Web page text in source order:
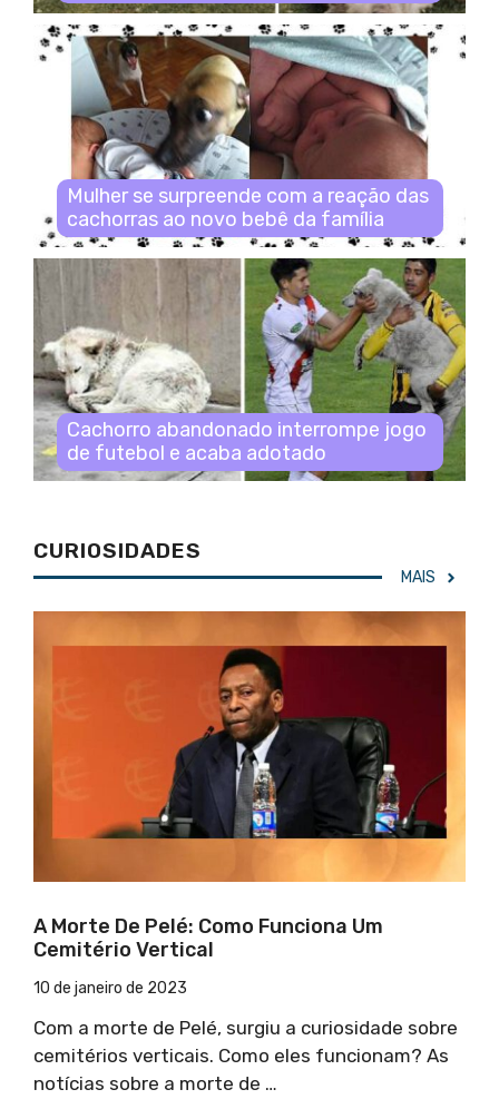
Mulher se surpreende com a reação das
cachorras ao novo bebê da família
Cachorro abandonado interrompe jogo
de futebol e acaba adotado
CURIOSIDADES
MAIS
A Morte De Pelé: Como Funciona Um
Cemitério Vertical
10 de janeiro de 2023
Com a morte de Pelé, surgiu a curiosidade sobre
cemitérios verticais. Como eles funcionam? As
notícias sobre a morte de …